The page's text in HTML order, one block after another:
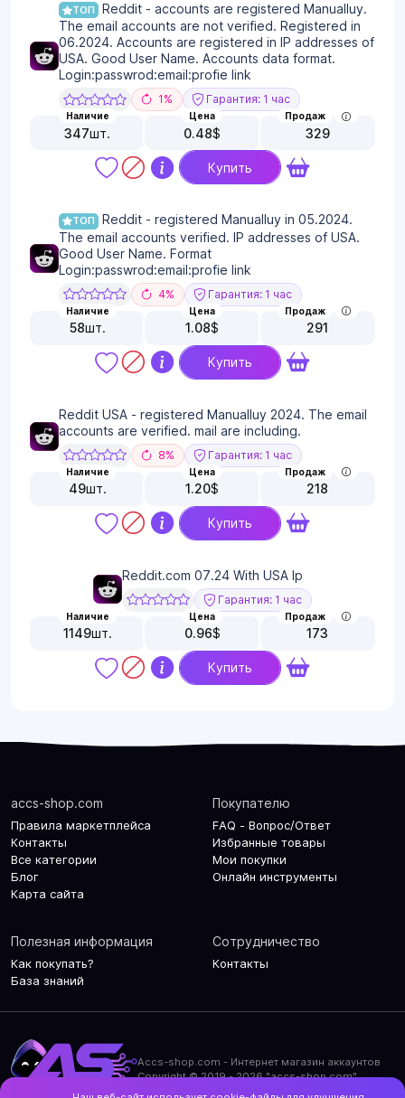
ТОП
Reddit - accounts are registered Manualluy.
The email accounts are not verified. Registered in
06.2024. Accounts are registered in IP addresses of
USA. Good User Name. Accounts data format.
Login:passwrod:email:profie link
1% Гарантия: 1 час
Наличие
347шт.
Цена
0.48$
Продаж
329
Купить
ТОП
Reddit - registered Manualluy in 05.2024.
The email accounts verified. IP addresses of USA.
Good User Name. Format
Login:passwrod:email:profie link
4% Гарантия: 1 час
Наличие
58шт.
Цена
1.08$
Продаж
291
Купить
Reddit USA - registered Manualluy 2024. The email
accounts are verified. mail are including.
8% Гарантия: 1 час
Наличие
49шт.
Цена
1.20$
Продаж
218
Купить
Reddit.com 07.24 With USA Ip
Гарантия: 1 час
Наличие
1149шт.
Цена
0.96$
Продаж
173
Купить
accs-shop.com
Правила маркетплейса
Контакты
Все категории
Блог
Карта сайта
Покупателю
FAQ - Вопрос/Ответ
Избранные товары
Мои покупки
Онлайн инструменты
Полезная информация
Как покупать?
База знаний
Сотрудничество
Контакты
Accs-shop.com - Интернет магазин аккаунтов
Copyright © 2019 - 2026 "accs-shop.com"